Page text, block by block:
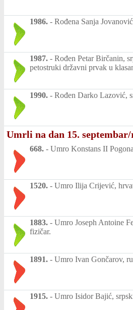
1986. - Rođena Sanja
1987. - Rođen Petar Birčanin,
petostruki državni prvak u
1990. - Rođen Darko Lazović,
Umrli na dan 15.
668. - Umro Konstans II
1520. - Umro Ilija Crijević,
1883. - Umro Joseph Antoine
fizičar.
1891. - Umro Ivan Gončarov,
1915. - Umro Isidor Bajić,